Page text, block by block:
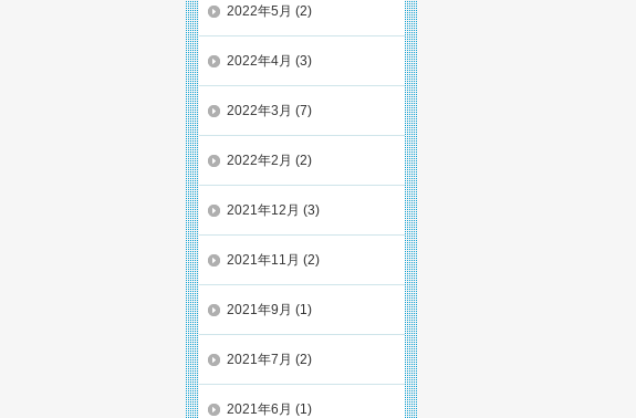
2022年5月 (2)
2022年4月 (3)
2022年3月 (7)
2022年2月 (2)
2021年12月 (3)
2021年11月 (2)
2021年9月 (1)
2021年7月 (2)
2021年6月 (1)